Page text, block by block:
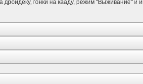
гонки на кааду, режим "Выживание" и